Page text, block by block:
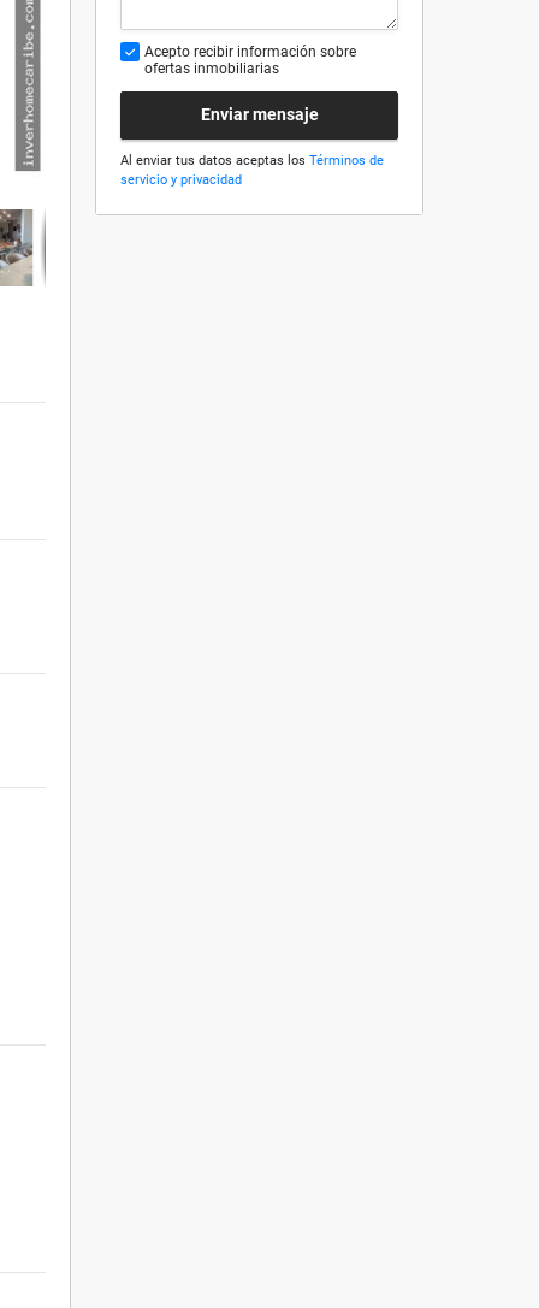
Acepto recibir información sobre
ofertas inmobiliarias
Enviar mensaje
Al enviar tus datos aceptas los Términos de
servicio y privacidad